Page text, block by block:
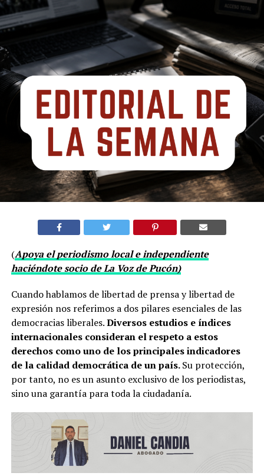
(Apoya el periodismo local e independiente
haciéndote socio de La Voz de Pucón)
Cuando hablamos de libertad de prensa y libertad de
expresión nos referimos a dos pilares esenciales de las
democracias liberales.Diversos estudios e índices
internacionales consideran el respeto a estos
derechos como uno de los principales indicadores
de la calidad democrática de un país.Su protección,
por tanto, no es un asunto exclusivo de los periodistas,
sino una garantía para toda la ciudadanía.